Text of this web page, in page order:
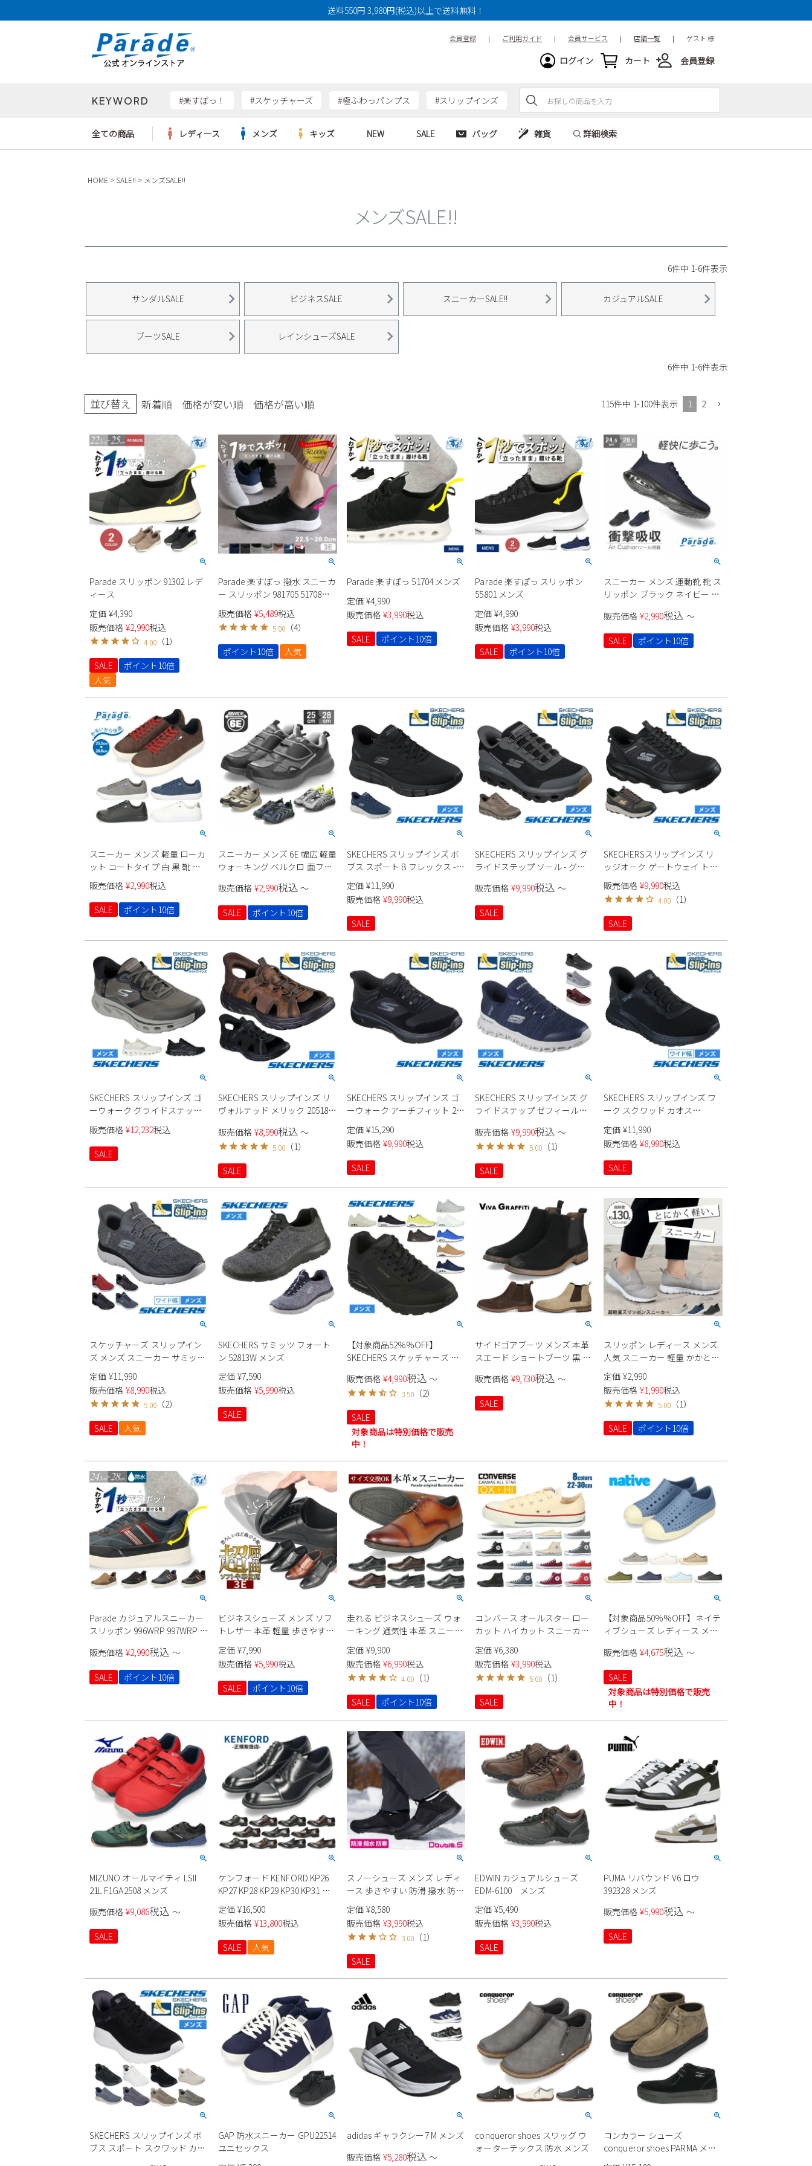
送料550円 3,980円(税込)以上で送料無料！
会員登録 | ご利用ガイド | 会員サービス | 店舗一覧 | ゲスト 様
ログイン カート 会員登録
KEYWORD #楽すぽっ！ #スケッチャーズ #極ふわっパンプス #スリップインズ
検索
全ての商品 レディース
サンダル
スニーカー
ウェア
moz
new balance
メンズ
サンダル
ビジネス・ドレスシューズ
ウェア
GAP
EDWIN
キッズ
サンダル
スクール
NEW
レディース新入荷
SALE
レディースSALE
バッグ
リュック
ビジネスバッグ
雑貨
ケア用品
詳細検索
HOME SALE!! メンズSALE!!
メンズSALE!!
6件中 1-6件表示
サンダルSALE ビジネスSALE スニーカーSALE!! カジュアルSALE
ブーツSALE レインシューズSALE
6件中 1-6件表示
並び替え 新着順 価格が安い順 価格が高い順 115件中 1-100件表示 1 2
Parade スリッポン 91302 レデ
ィース
定価 ¥4,390
販売価格 ¥2,990税込
4.00 （1）
SALE
ポイント10倍
人気
Parade 楽すぽっ 撥水 スニーカ
ー スリッポン 981705 51708
51711 ユニセックス
販売価格 ¥5,489税込
5.00（4）
ポイント10倍
人気
Parade 楽すぽっ 51704 メンズ
定価 ¥4,990
販売価格 ¥3,990税込
SALE
ポイント10倍
Parade 楽すぽっ スリッポン
55801 メンズ
定価 ¥4,990
販売価格 ¥3,990税込
SALE
ポイント10倍
スニーカー メンズ 運動靴 靴 ス
リッポン ブラック ネイビー カ
衝撃吸収 992W Parade
販売価格 ¥2,990税込 〜
SALE ポイント10倍
スニーカー メンズ 軽量 ローカ
ット コートタイプ 白 黒 靴 ロ
ーカット スエード 合皮 Parade
981703
販売価格 ¥2,990税込
SALE
ポイント10倍
スニーカー メンズ 6E 幅広 軽量
ウォーキング ベルクロ 面ファ
ージュ グレー ネイビー アウト
ドア ジョギング 作業靴 紐靴
Parade 60 61
販売価格 ¥2,990税込 〜
SALE ポイント10倍
SKECHERS スリップインズ ボ
ブス スポート B フレックス -
スムース エッジ 118116 メンズ
定価 ¥11,990
販売価格 ¥9,990税込
SALE
SKECHERS スリップインズ グ
ライドステップ ソール - グロ
販売価格 ¥9,990税込 〜
SALE
SKECHERSスリップインズ リ
ッジオーク ゲートウェイ トレ
イル 237788 メンズ スニーカー
販売価格 ¥9,990税込
4.00 （1）
SALE
SKECHERS スリップインズ ゴ
ーウォーク グライドステップ
2.0 ザック 216660 メンズ
販売価格 ¥12,232税込
SALE
SKECHERS スリップインズ リ
ヴォルテッド メリック 205181
販売価格 ¥8,990税込 〜
5.00（1）
SALE
SKECHERS スリップインズ ゴ
ーウォーク アーチフィット 2.0
シアード 216650 メンズ
定価 ¥15,290
販売価格 ¥9,990税込
SALE
SKECHERS スリップインズ グ
ライドステップ ゼフィール
販売価格 ¥9,990税込 〜
5.00 （1）
SALE
SKECHERS スリップインズ ワ
ーク スクワッド カオス
200254W メンズ
定価 ¥11,990
販売価格 ¥8,990税込
SALE
スケッチャーズ スリップイン
ズ メンズ スニーカー サミッツ
キー ペース 232469W
SKECHERS Slip-ins Summits -
Key Pace 靴 ワイド幅 幅広
定価 ¥11,990
販売価格 ¥8,990税込
5.00 （2）
SALE
人気
SKECHERS サミッツ フォート
ン 52813W メンズ
定価 ¥7,590
販売価格 ¥5,990税込
SALE
【対象商品52%%OFF】
SKECHERS スケッチャーズ ス
52458 ブラック ホワイト タン
ストーン 厚底 ウノ スタンド オ
ン エア
販売価格 ¥4,990税込 〜
3.50（2）
SALE
対象商品は特別価格で販売
中！
サイドゴアブーツ メンズ 本革
スエード ショートブーツ 黒 カ
ラウン ベージュ ブラック レザ
ー ヒール 靴 冬 130
販売価格 ¥9,730税込 〜
SALE
スリッポン レディース メンズ
人気 スニーカー 軽量 かかとあ
り メッシュ 通気性 黒 グレー
ネイビー ブラック Parade
981701 サマーシューズ 軽作業
定価 ¥2,990
販売価格 ¥1,990税込
5.00 （1）
SALE
ポイント10倍
Parade カジュアルスニーカー
スリッポン 996WRP 997WRP メ
販売価格 ¥2,990税込 〜
SALE ポイント10倍
ビジネスシューズ メンズ ソフ
トレザー 本革 軽量 歩きやすい
走れる 痛くない 固くない 撥水
ガード付きインソール 革靴 紐
靴 スリッポン 内羽根 外羽根 ス
トレートチップ
定価 ¥7,990
販売価格 ¥5,990税込
SALE
ポイント10倍
走れる ビジネスシューズ ウォ
ーキング 通気性 本革 スニーカ
ー 歩きやすい メンズ 紳士靴 ラ
バーソール 防滑 ストレートチ
ップ プレーン 外羽根 ローファ
ー ダブルモンクストラップ 革
靴 Parade
定価 ¥9,900
販売価格 ¥6,990税込
4.00（1）
SALE
ポイント10倍
コンバース オールスター ロー
カット ハイカット スニーカー
レディース メンズ CONVERSE
OX HI キャンバス CANVAS ALL
STAR 靴 定番 国内正規品 JPN
印有り ブラック ホワイト ネイ
ビー レッド
定価 ¥6,380
販売価格 ¥3,990税込
5.00 （1）
SALE
【対象商品50%%OFF】ネイテ
ィブシューズ レディース メン
Shoes JEFFERSON ジェファー
ソン 全天候型 スニーカー 靴
販売価格 ¥4,675税込 〜
SALE
対象商品は特別価格で販売
中！
MIZUNO オールマイティ LSII
21L F1GA2508 メンズ
販売価格 ¥9,086税込 〜
SALE
ケンフォード KENFORD KP26
KP27 KP28 KP29 KP30 KP31 本
革 ビジネスシューズ
定価 ¥16,500
販売価格 ¥13,800税込
SALE
人気
スノーシューズ メンズ レディ
ース 歩きやすい 防滑 撥水 防寒
軽量 ボア 冬 温かい カジュアル
スリッポン 履きやすい
Double.S ダブルエス DS9005 ウ
ィンターシューズ 23cm-28cm
男女兼用 ホーリー 柊
定価 ¥8,580
販売価格 ¥3,990税込
3.00（1）
SALE
EDWIN カジュアルシューズ
EDM-6100 メンズ
定価 ¥5,490
販売価格 ¥3,990税込
SALE
PUMA リバウンド V6 ロウ
392328 メンズ
販売価格 ¥5,990税込 〜
SALE
SKECHERS スリップインズ ボ
ブス スポート スクワッド カオ
GAP 防水スニーカー GPU22514
ユニセックス
adidas ギャラクシー7 M メンズ
販売価格 ¥5,280税込 〜
conqueror shoes スワッグ ウ
ォーターテックス 防水 メンズ
コンカラー シューズ
conqueror shoes PARMA メン
ズ 靴 シューズ 軽量 スウェード